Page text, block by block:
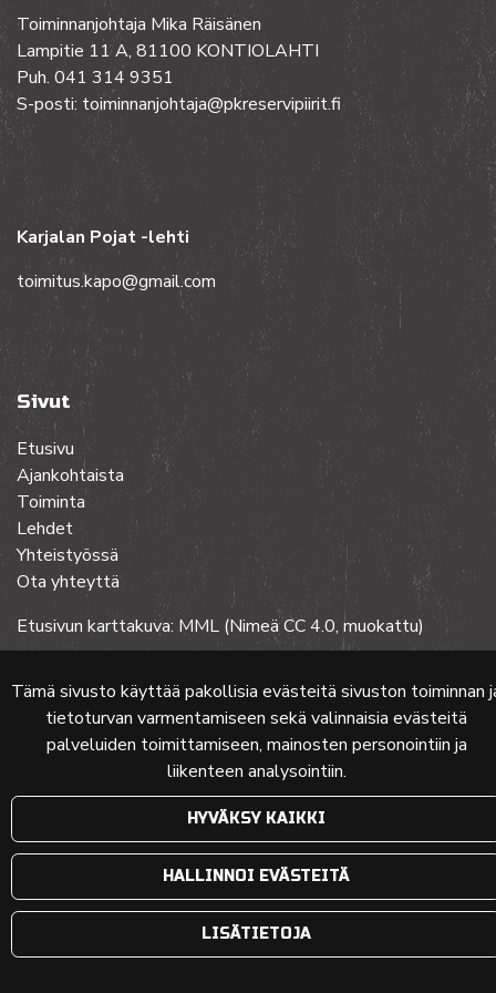
Tämä sivusto käyttää pakollisia evästeitä sivuston toiminnan
tietoturvan varmentamiseen sekä valinnaisia evästeitä
palveluiden toimittamiseen, mainosten personointiin ja
liikenteen analysointiin.
HYVÄKSY KAIKKI
HALLINNOI EVÄSTEITÄ
LISÄTIETOJA
Toiminnanjohtaja Mika Räisänen
Lampitie 11 A, 81100 KONTIOLAHTI
Puh. 041 314 9351
S-posti: toiminnanjohtaja@pkreservipiirit.fi
Karjalan Pojat -lehti
toimitus.kapo@gmail.com
Sivut
Etusivu
Ajankohtaista
Toiminta
Lehdet
Yhteistyössä
Ota yhteyttä
Etusivun karttakuva: MML (Nimeä CC 4.0, muokattu)
© 2024 PKMT | Verkkosivu atFlow Oy